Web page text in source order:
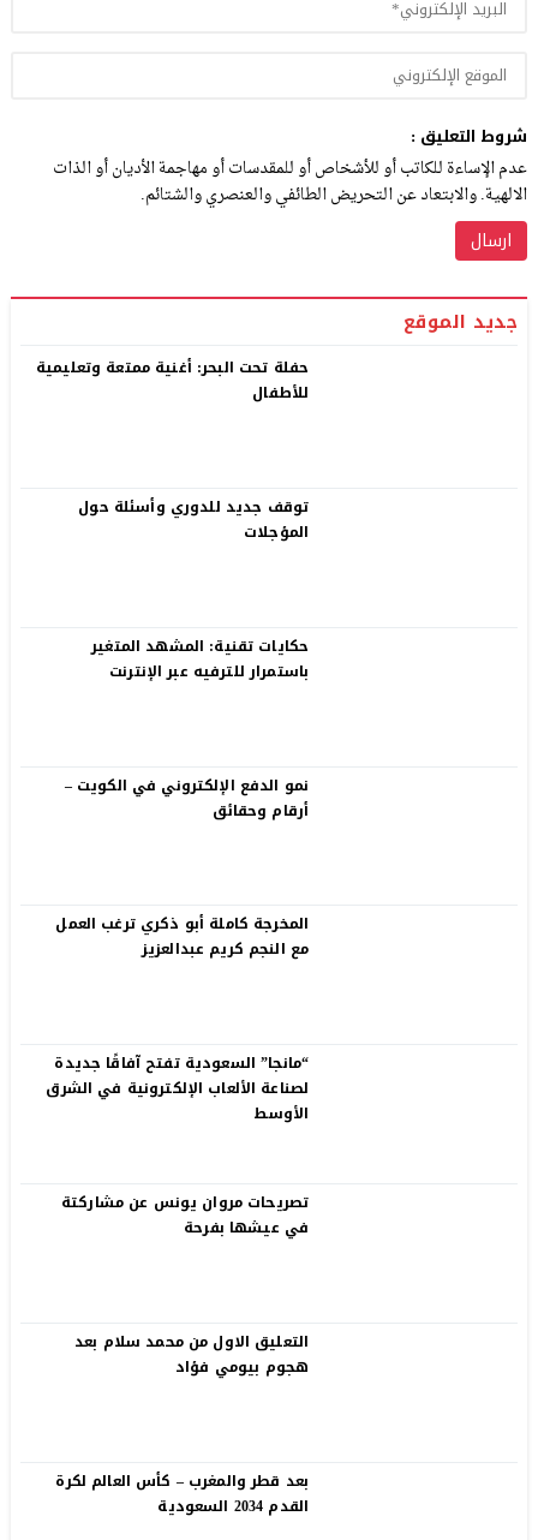
شروط التعليق :
عدم الإساءة للكاتب أو للأشخاص أو للمقدسات أو مهاجمة الأديان أو الذات
الالهية. والابتعاد عن التحريض الطائفي والعنصري والشتائم.
جديد الموقع
حفلة تحت البحر: أغنية ممتعة وتعليمية
للأطفال
توقف جديد للدوري وأسئلة حول
المؤجلات
حكايات تقنية: المشهد المتغير
باستمرار للترفيه عبر الإنترنت
نمو الدفع الإلكتروني في الكويت –
أرقام وحقائق
المخرجة كاملة أبو ذكري ترغب العمل
مع النجم كريم عبدالعزيز
“مانجا” السعودية تفتح آفاقًا جديدة
لصناعة الألعاب الإلكترونية في الشرق
الأوسط
تصريحات مروان يونس عن مشاركتة
في عيشها بفرحة
التعليق الاول من محمد سلام بعد
هجوم بيومي فؤاد
بعد قطر والمغرب – كأس العالم لكرة
القدم 2034 السعودية